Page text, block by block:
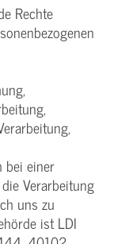
Rechte
bei einer
Verarbeitung
uns zu
ist LDI